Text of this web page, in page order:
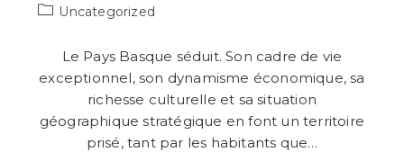
PostUncategorized
Le Pays Basque séduit. Son cadre de vie
exceptionnel, son dynamisme économique, sa
richesse culturelle et sa situation
géographique stratégique en font un territoire
prisé, tant par les habitants que…